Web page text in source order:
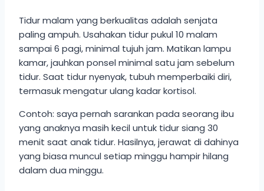
Tidur malam yang berkualitas adalah senjata
paling ampuh. Usahakan tidur pukul 10 malam
sampai 6 pagi, minimal tujuh jam. Matikan lampu
kamar, jauhkan ponsel minimal satu jam sebelum
tidur. Saat tidur nyenyak, tubuh memperbaiki diri,
termasuk mengatur ulang kadar kortisol.
Contoh: saya pernah sarankan pada seorang ibu
yang anaknya masih kecil untuk tidur siang 30
menit saat anak tidur. Hasilnya, jerawat di dahinya
yang biasa muncul setiap minggu hampir hilang
dalam dua minggu.